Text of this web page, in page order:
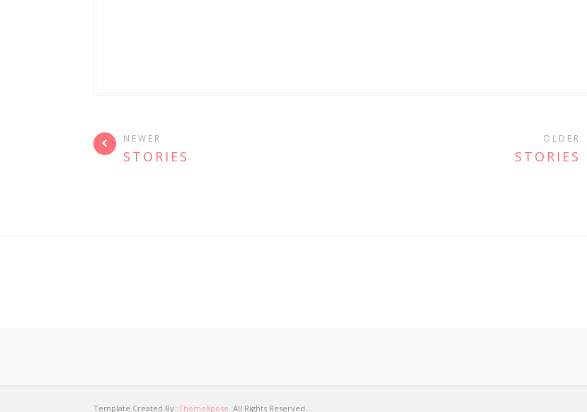
NEWER
STORIES
OLDER
STORIES
Template Created By :ThemeXpose. All Rights Reserved.